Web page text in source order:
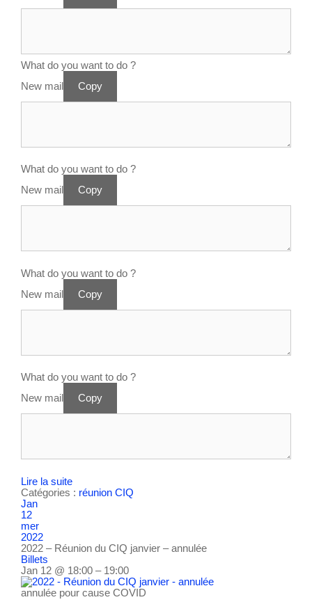
What do you want to do ?
New mail
Copy
What do you want to do ?
New mail
Copy
What do you want to do ?
New mail
Copy
What do you want to do ?
New mail
Copy
Lire la suite
Catégories : réunion CIQ
Jan
12
mer
2022
2022 – Réunion du CIQ janvier – annulée
Billets
Jan 12 @ 18:00 – 19:00
annulée pour cause COVID